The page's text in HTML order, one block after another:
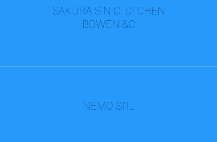
SAKURA S.N.C. DI CHEN
BOWEN &C
NEMO SRL